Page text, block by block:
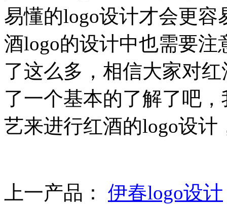
易懂的logo设计才会更
酒logo的设计中也需要
了这么多，相信大家对
了一个基本的了解了吧
艺来进行红酒的logo设计
上一产品： 伊春logo设计